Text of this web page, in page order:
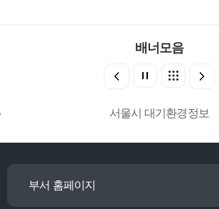
배너모음
서울시 대기환경정보
부서 홈페이지